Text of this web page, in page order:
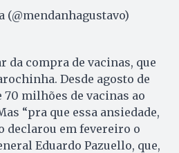
(@mendanhagustavo)
da compra de vacinas, que
Desde agosto de
70 milhões de vacinas ao
“pra que essa ansiedade,
declarou em fevereiro o
Eduardo Pazuello, que,